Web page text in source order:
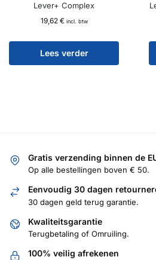
Lever+ Complex
19,62 € incl. btw
Lees verder
Gratis verzending binnen de
Op alle bestellingen boven € 50.
Eenvoudig 30 dagen
30 dagen geld terug garantie.
Kwaliteitsgarantie
Terugbetaling of Omruiling.
100% veilig afrekenen